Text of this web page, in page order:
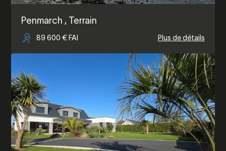
Penmarch , Terrain
89 600 € FAI Plus de détails